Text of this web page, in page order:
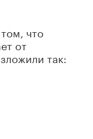
что
от
так: